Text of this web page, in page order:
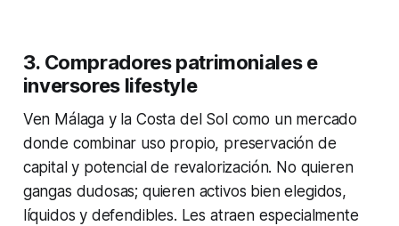
3. Compradores patrimoniales e
inversores lifestyle
Ven Málaga y la Costa del Sol como un mercado
donde combinar uso propio, preservación de
capital y potencial de revalorización. No quieren
gangas dudosas; quieren activos bien elegidos,
líquidos y defendibles. Les atraen especialmente